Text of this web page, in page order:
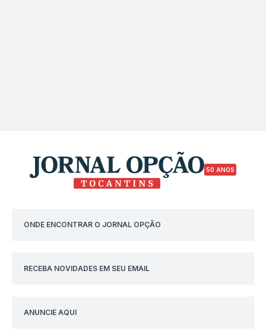
50 ANOS
ONDE ENCONTRAR O JORNAL OPÇÃO
RECEBA NOVIDADES EM SEU EMAIL
ANUNCIE AQUI